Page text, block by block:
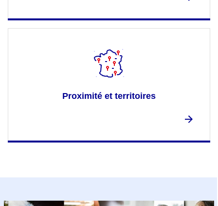
Proximité et territoires